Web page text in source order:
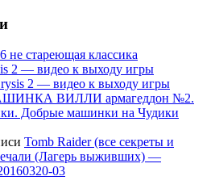
не стареющая классика
2 — видео к выходу игры
2 — видео к выходу игры
ВИЛЛИ армагеддон №2.
Добрые машинки на Чудики
Tomb Raider (все секреты и
(Лагерь выживших) —
03